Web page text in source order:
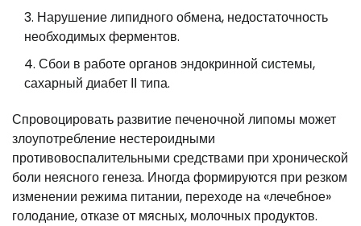
Нарушение липидного обмена, недостаточность
необходимых ферментов.
Сбои в работе органов эндокринной системы,
сахарный диабет ІІ типа.
Спровоцировать развитие печеночной липомы может
злоупотребление нестероидными
противовоспалительными средствами при хронической
боли неясного генеза. Иногда формируются при резком
изменении режима питании, переходе на «лечебное»
голодание, отказе от мясных, молочных продуктов.